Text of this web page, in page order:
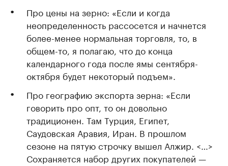
Про цены на зерно: «Если и когда
неопределенность рассосется и начнется
более-менее нормальная торговля, то, в
общем-то, я полагаю, что до конца
календарного года после ямы сентября-
октября будет некоторый подъем».
Про географию экспорта зерна: «Если
говорить про опт, то он довольно
традиционен. Там Турция, Египет,
Саудовская Аравия, Иран. В прошлом
сезоне на пятую строчку вышел Алжир. <…>
Сохраняется набор других покупателей —